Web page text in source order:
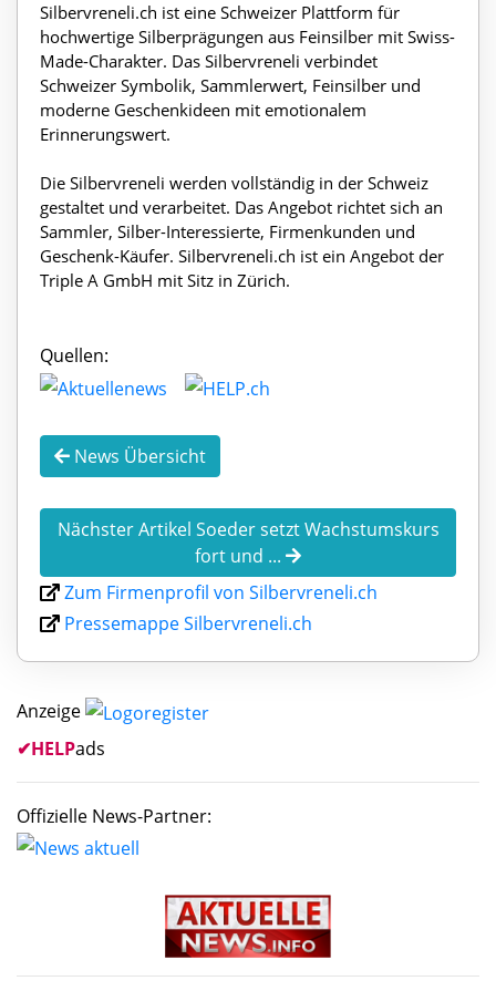
Silbervreneli.ch ist eine Schweizer Plattform für
hochwertige Silberprägungen aus Feinsilber mit Swiss-
Made-Charakter. Das Silbervreneli verbindet
Schweizer Symbolik, Sammlerwert, Feinsilber und
moderne Geschenkideen mit emotionalem
Erinnerungswert.
Die Silbervreneli werden vollständig in der Schweiz
gestaltet und verarbeitet. Das Angebot richtet sich an
Sammler, Silber-Interessierte, Firmenkunden und
Geschenk-Käufer. Silbervreneli.ch ist ein Angebot der
Triple A GmbH mit Sitz in Zürich.
Quellen:
News Übersicht
Nächster Artikel Soeder setzt Wachstumskurs
fort und ...
Zum Firmenprofil von Silbervreneli.ch
Pressemappe Silbervreneli.ch
Anzeige
✔HELPads
Offizielle News-Partner: